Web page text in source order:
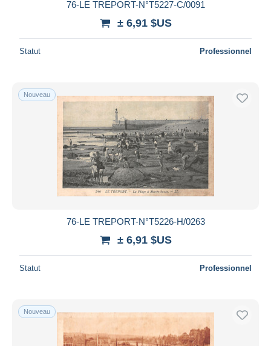
76-LE TREPORT-N°T5227-C/0091
± 6,91 $US
Statut Professionnel
Nouveau
76-LE TREPORT-N°T5226-H/0263
± 6,91 $US
Statut Professionnel
Nouveau